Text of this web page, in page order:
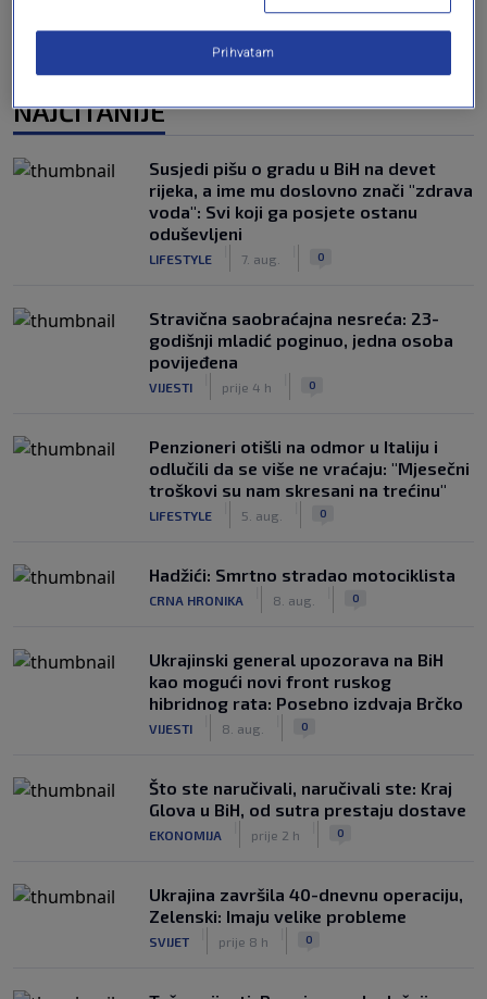
NAJČITANIJE
Susjedi pišu o gradu u BiH na devet
rijeka, a ime mu doslovno znači "zdrava
voda": Svi koji ga posjete ostanu
oduševljeni
LIFESTYLE 7. aug. 0
Stravična saobraćajna nesreća: 23-
godišnji mladić poginuo, jedna osoba
povijeđena
VIJESTI prije 4 h 0
Penzioneri otišli na odmor u Italiju i
odlučili da se više ne vraćaju: "Mjesečni
troškovi su nam skresani na trećinu"
LIFESTYLE 5. aug. 0
Hadžići: Smrtno stradao motociklista
CRNA HRONIKA 8. aug. 0
Ukrajinski general upozorava na BiH
kao mogući novi front ruskog
hibridnog rata: Posebno izdvaja Brčko
VIJESTI 8. aug. 0
Što ste naručivali, naručivali ste: Kraj
Glova u BiH, od sutra prestaju dostave
EKONOMIJA prije 2 h 0
Ukrajina završila 40-dnevnu operaciju,
Zelenski: Imaju velike probleme
SVIJET prije 8 h 0
Prihvatam